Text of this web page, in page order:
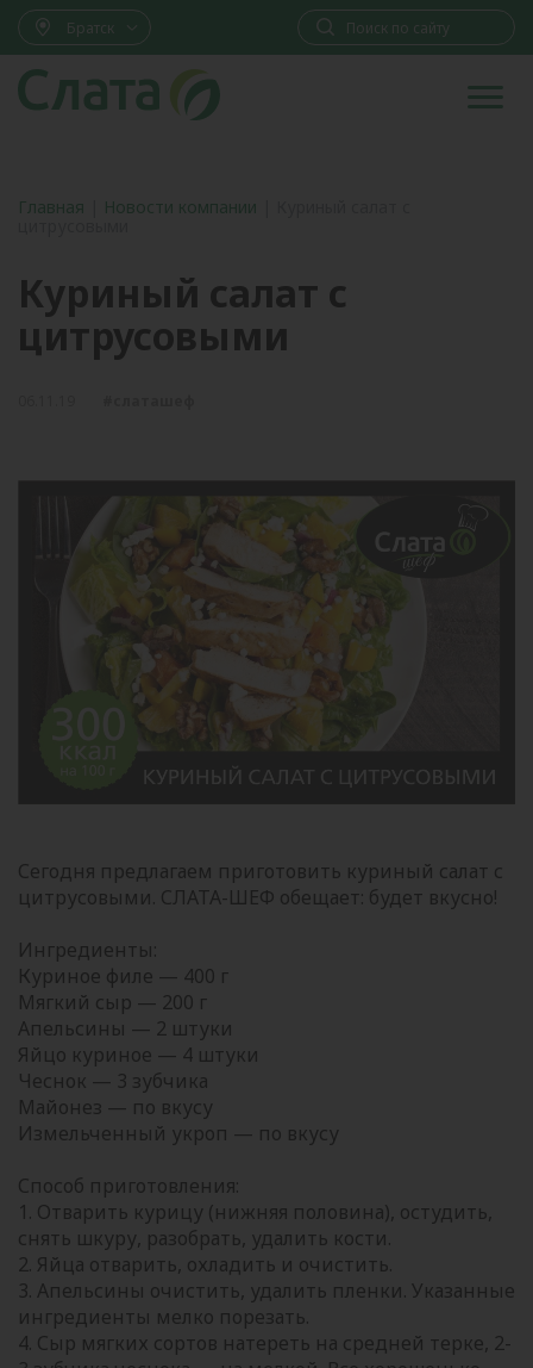
Братск
Главная Новости компании
Куриный салат с
цитрусовыми
Сегодня предлагаем приготовить куриный салат с
цитрусовыми. СЛАТА-ШЕФ обещает: будет вкусно!
Ингредиенты:
Куриное филе — 400 г
Мягкий сыр — 200 г
Апельсины — 2 штуки
Яйцо куриное — 4 штуки
Чеснок — 3 зубчика
Майонез — по вкусу
Измельченный укроп — по вкусу
Способ приготовления:
1. Отварить курицу (нижняя половина), остудить,
снять шкуру, разобрать, удалить кости.
2. Яйца отварить, охладить и очистить.
3. Апельсины очистить, удалить пленки. Указанные
ингредиенты мелко порезать.
4. Сыр мягких сортов натереть на средней терке, 2-